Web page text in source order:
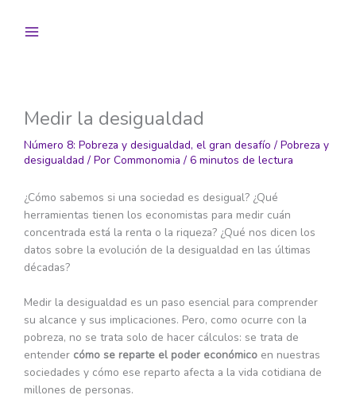
Medir la desigualdad
Número 8: Pobreza y desigualdad, el gran desafío / Pobreza y
desigualdad / Por Commonomia / 6 minutos de lectura
¿Cómo sabemos si una sociedad es desigual? ¿Qué
herramientas tienen los economistas para medir cuán
concentrada está la renta o la riqueza? ¿Qué nos dicen los
datos sobre la evolución de la desigualdad en las últimas
décadas?
Medir la desigualdad es un paso esencial para comprender
su alcance y sus implicaciones. Pero, como ocurre con la
pobreza, no se trata solo de hacer cálculos: se trata de
entender cómo se reparte el poder económico en nuestras
sociedades y cómo ese reparto afecta a la vida cotidiana de
millones de personas.